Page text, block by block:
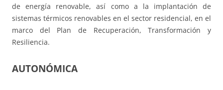
de energía renovable, así como a la implantación de
sistemas térmicos renovables en el sector residencial, en el
marco del Plan de Recuperación, Transformación y
Resiliencia.
AUTONÓMICA